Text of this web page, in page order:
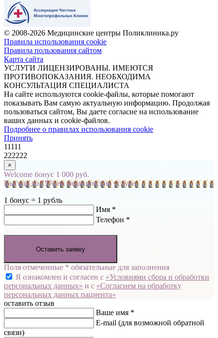
© 2008-2026 Медицинские центры Поликлиника.ру
Правила использования cookie
Правила пользования сайтом
Карта сайта
УСЛУГИ ЛИЦЕНЗИРОВАНЫ. ИМЕЮТСЯ
ПРОТИВОПОКАЗАНИЯ. НЕОБХОДИМА
КОНСУЛЬТАЦИЯ СПЕЦИАЛИСТА
На сайте используются cookie-файлы, которые помогают
показывать Вам самую актуальную информацию. Продолжая
пользоваться сайтом, Вы даете согласие на использование
ваших данных и cookie-файлов.
Подробнее о правилах использования cookie
Принять
11111
222222
×
Welcome бонус 1 000 руб.
Выгода до 15% на медицинские услуги
1 бонус = 1 рубль
Имя *
Телефон *
Оставить заявку
Поля отмеченные * обязательные для заполнения
Я ознакомлен и согласен с «Условиями сбора и обработки
персональных данных» и с «Согласием на обработку
персональных данных пациента»
оставить отзыв
Ваше имя *
E-mail (для возможной обратной
связи)